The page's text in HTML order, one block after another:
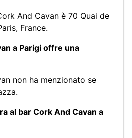
And Cavan è 70 Quai de
France.
a Parigi offre una
non ha menzionato se
al bar Cork And Cavan a